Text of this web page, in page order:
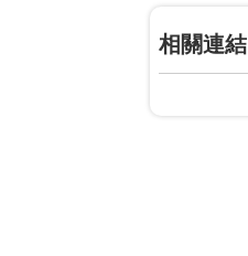
相關連結